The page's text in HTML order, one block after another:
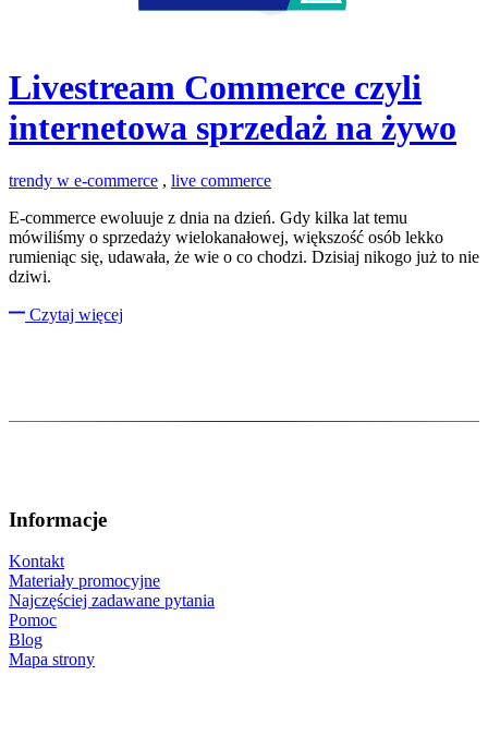
Livestream Commerce czyli
internetowa sprzedaż na żywo
trendy w e-commerce , live commerce
E-commerce ewoluuje z dnia na dzień. Gdy kilka lat temu
mówiliśmy o sprzedaży wielokanałowej, większość osób lekko
rumieniąc się, udawała, że wie o co chodzi. Dzisiaj nikogo już to nie
dziwi.
Czytaj więcej
Informacje
Kontakt
Materiały promocyjne
Najczęściej zadawane pytania
Pomoc
Blog
Mapa strony